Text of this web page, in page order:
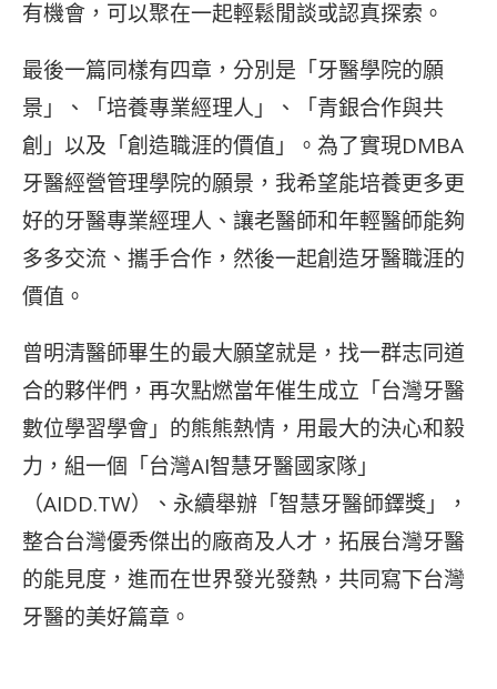
有機會，可以聚在一起輕鬆閒談或認真探索。
最後一篇同樣有四章，分別是「牙醫學院的願
景」、「培養專業經理人」、「青銀合作與共
創」以及「創造職涯的價值」。為了實現DMBA
牙醫經營管理學院的願景，我希望能培養更多更
好的牙醫專業經理人、讓老醫師和年輕醫師能夠
多多交流、攜手合作，然後一起創造牙醫職涯的
價值。
曾明清醫師畢生的最大願望就是，找一群志同道
合的夥伴們，再次點燃當年催生成立「台灣牙醫
數位學習學會」的熊熊熱情，用最大的決心和毅
力，組一個「台灣AI智慧牙醫國家隊」
（AIDD.TW）、永續舉辦「智慧牙醫師鐸獎」，
整合台灣優秀傑出的廠商及人才，拓展台灣牙醫
的能見度，進而在世界發光發熱，共同寫下台灣
牙醫的美好篇章。